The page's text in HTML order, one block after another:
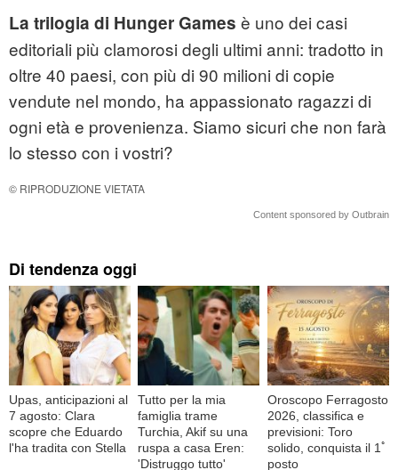
La trilogia di Hunger Games è uno dei casi
editoriali più clamorosi degli ultimi anni: tradotto in
oltre 40 paesi, con più di 90 milioni di copie
vendute nel mondo, ha appassionato ragazzi di
ogni età e provenienza. Siamo sicuri che non farà
lo stesso con i vostri?
© RIPRODUZIONE VIETATA
Content sponsored by Outbrain
Di tendenza oggi
Upas, anticipazioni al
7 agosto: Clara
scopre che Eduardo
l'ha tradita con Stella
Tutto per la mia
famiglia trame
Turchia, Akif su una
ruspa a casa Eren:
'Distruggo tutto'
Oroscopo Ferragosto
2026, classifica e
previsioni: Toro
solido, conquista il 1ﾟ
posto